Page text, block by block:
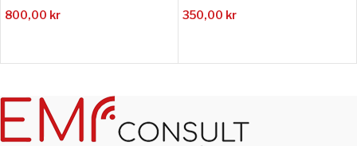
800,00 kr 350,00 kr